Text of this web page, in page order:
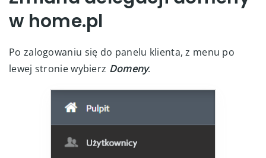
w home.pl
Po zalogowaniu się do panelu klienta, z menu po
lewej stronie wybierz Domeny.